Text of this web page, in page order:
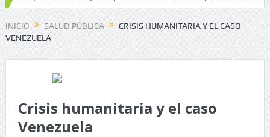
INICIO SALUD PÚBLICA
CRISIS HUMANITARIA Y EL CASO
VENEZUELA
Crisis humanitaria y el caso
Venezuela